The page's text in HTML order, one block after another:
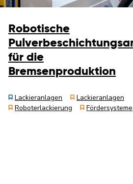
Robotische
für die
Bremsenproduktion
Lackieranlagen
Lackieranlagen
Roboterlackierung
Fördersysteme